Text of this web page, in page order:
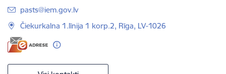
E-pasts:
pasts@iem.gov.lv
Čiekurkalna 1.līnija 1 korp.2, Rīga, LV-1026